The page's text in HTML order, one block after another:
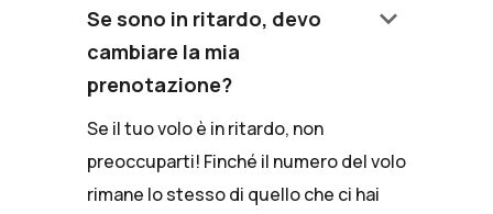
Se sono in ritardo, devo
cambiare la mia
prenotazione?
keyboard_arrow_down
Se il tuo volo è in ritardo, non
preoccuparti! Finché il numero del volo
rimane lo stesso di quello che ci hai